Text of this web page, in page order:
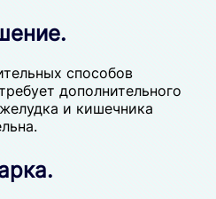
способов
дополнительного
и кишечника